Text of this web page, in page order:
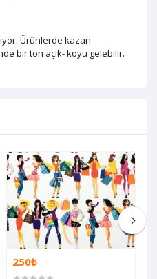
Ürünlerde kazan
bir ton açık- koyu gelebilir.
250₺